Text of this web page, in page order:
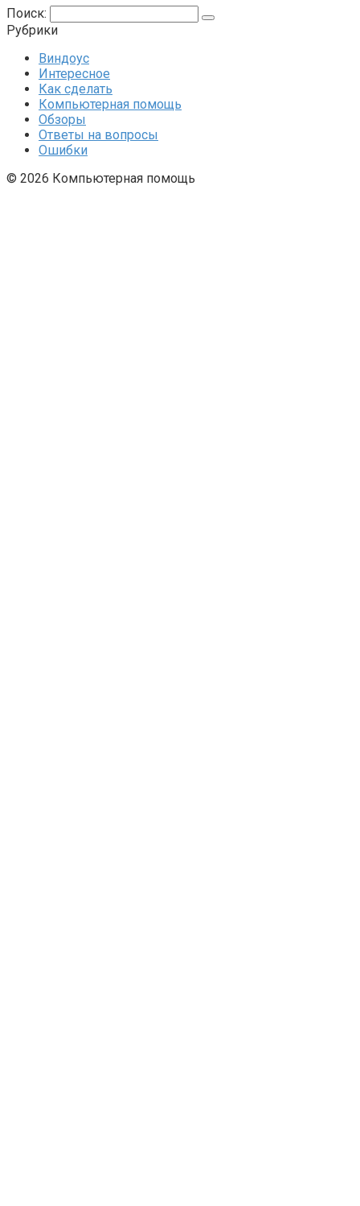
Поиск:
Рубрики
Виндоус
Интересное
Как сделать
Компьютерная помощь
Обзоры
Ответы на вопросы
Ошибки
© 2026 Компьютерная помощь